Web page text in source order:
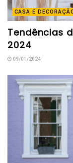
CASA E
Tendências
2024
09/01/2024